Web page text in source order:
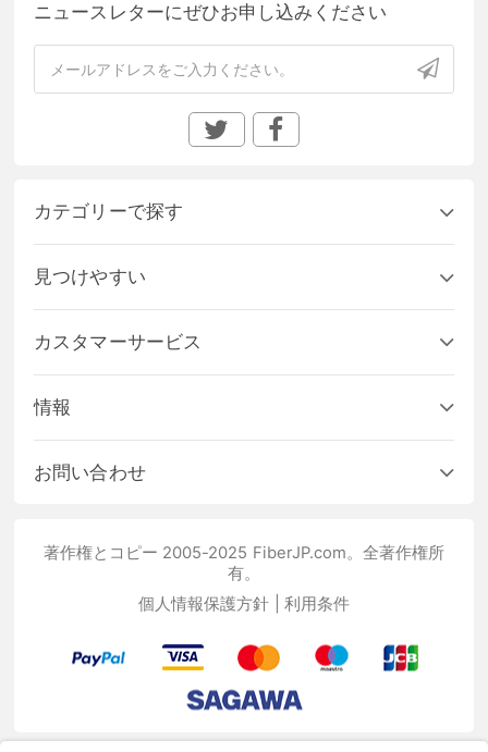
ニュースレターにぜひお申し込みください
カテゴリーで探す
見つけやすい
カスタマーサービス
情報
お問い合わせ
著作権とコピー 2005-2025 FiberJP.com。全著作権所
有。
個人情報保護方針
利用条件